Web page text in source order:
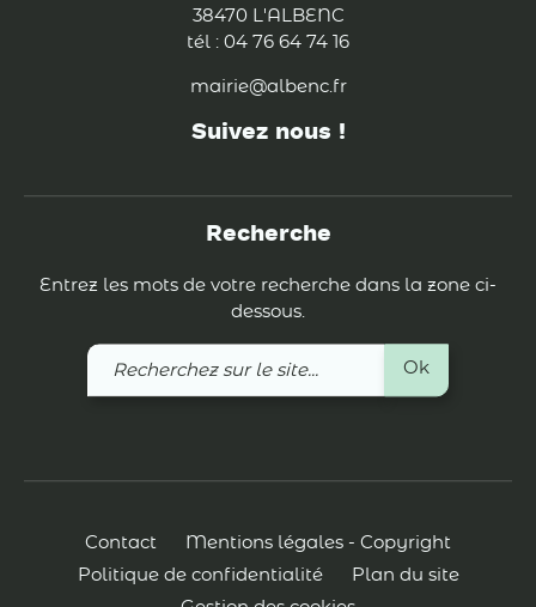
38470 L'ALBENC
tél : 04 76 64 74 16
mairie@albenc.fr
Suivez nous !
Recherche
Entrez les mots de votre recherche dans la zone ci-
dessous.
Recherchez
sur
Ok
Contact
Mentions légales - Copyright
Politique de confidentialité
Plan du site